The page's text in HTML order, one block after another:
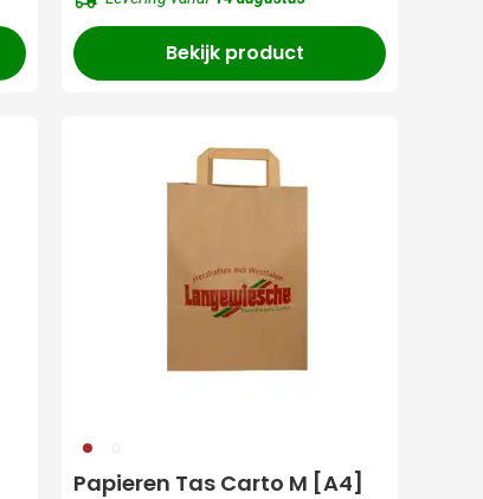
Bekijk product
011 002
Papieren Tas Carto M [A4]